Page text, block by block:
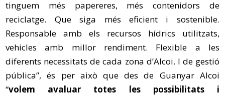
tinguem més papereres, més contenidors de
reciclatge. Que siga més eficient i sostenible.
Responsable amb els recursos hídrics utilitzats,
vehicles amb millor rendiment. Flexible a les
diferents necessitats de cada zona d’Alcoi. I de gestió
pública”, és per això que des de Guanyar Alcoi
“volem avaluar totes les possibilitats i